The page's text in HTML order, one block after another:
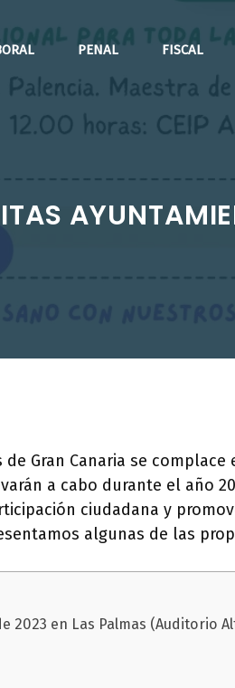
PENAL FISCAL
Gran Canaria se
a cabo durante el año
ciudadana y
algunas de las
2023 en Las Palmas (Auditorio